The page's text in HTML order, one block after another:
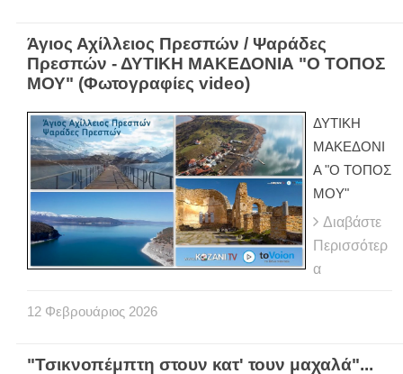
Άγιος Αχίλλειος Πρεσπών / Ψαράδες
Πρεσπών - ΔΥΤΙΚΗ ΜΑΚΕΔΟΝΙΑ "Ο ΤΟΠΟΣ
ΜΟΥ" (Φωτογραφίες video)
ΔΥΤΙΚΗ
ΜΑΚΕΔΟΝΙ
Α "Ο ΤΟΠΟΣ
ΜΟΥ"
Διαβάστε
Περισσότερ
α
12 Φεβρουάριος 2026
"Τσικνοπέμπτη στουν κατ' τουν μαχαλά"...